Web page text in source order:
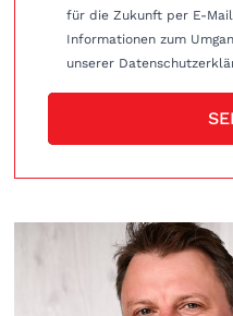
für die Zukunft per E-
Informationen zum
unserer